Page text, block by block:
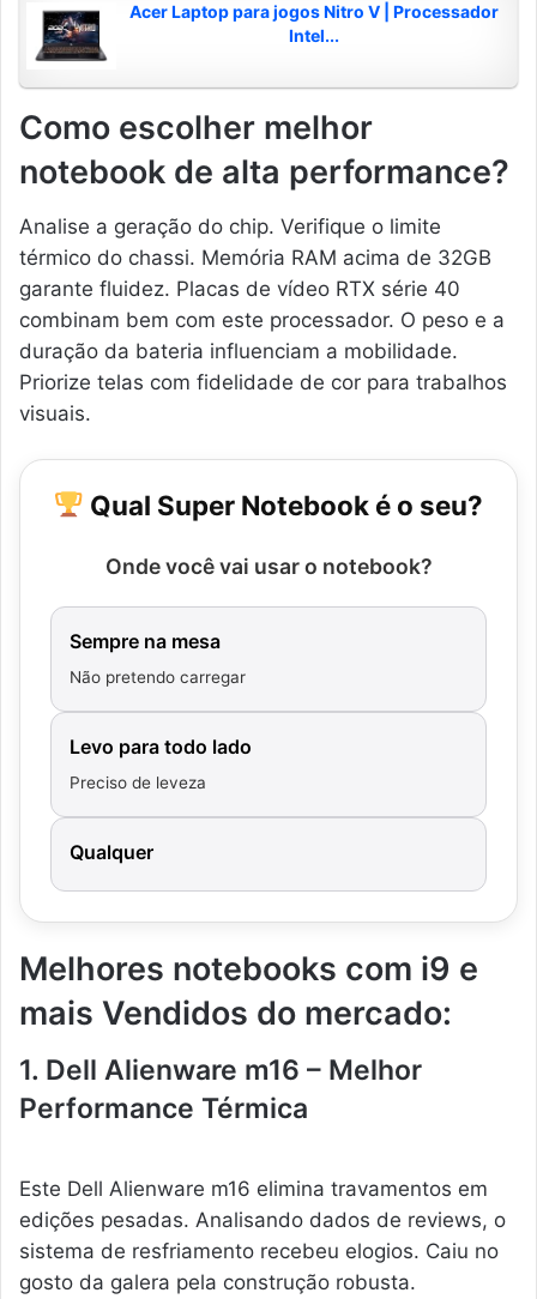
Acer Laptop para jogos Nitro V | Processador
Intel...
Como escolher melhor
notebook de alta performance?
Analise a geração do chip. Verifique o limite
térmico do chassi. Memória RAM acima de 32GB
garante fluidez. Placas de vídeo RTX série 40
combinam bem com este processador. O peso e a
duração da bateria influenciam a mobilidade.
Priorize telas com fidelidade de cor para trabalhos
visuais.
Qual Super Notebook é o seu?
Onde você vai usar o notebook?
Sempre na mesa
Não pretendo carregar
Levo para todo lado
Preciso de leveza
Qualquer
Melhores notebooks com i9 e
mais Vendidos do mercado:
1. Dell Alienware m16 – Melhor
Performance Térmica
Este Dell Alienware m16 elimina travamentos em
edições pesadas. Analisando dados de reviews, o
sistema de resfriamento recebeu elogios. Caiu no
gosto da galera pela construção robusta.